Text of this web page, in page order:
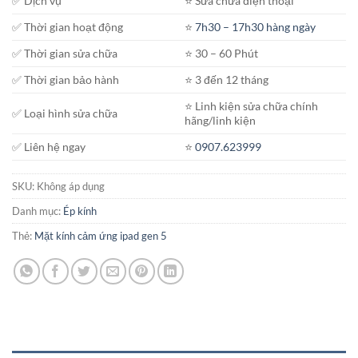
✅ Thời gian hoạt động
⭐️7h30 – 17h30 hàng ngày
✅ Thời gian sửa chữa
⭐️ 30 – 60 Phút
✅ Thời gian bảo hành
⭐️ 3 đến 12 tháng
✅ Loại hình sửa chữa
⭐️ Linh kiện sửa chữa chính
hãng/linh kiện
✅ Liên hệ ngay
⭐️0907.623999
SKU: Không áp dụng
Danh mục: Ép kính
Thẻ: Mặt kính cảm ứng ipad gen 5